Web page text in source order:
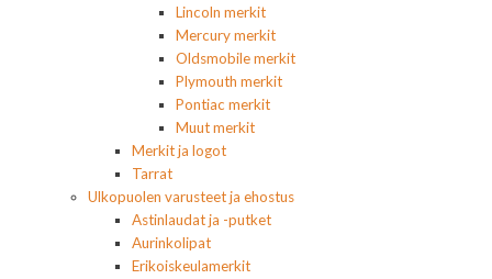
Lincoln merkit
Mercury merkit
Oldsmobile merkit
Plymouth merkit
Pontiac merkit
Muut merkit
Merkit ja logot
Tarrat
Ulkopuolen varusteet ja ehostus
Astinlaudat ja -putket
Aurinkolipat
Erikoiskeulamerkit